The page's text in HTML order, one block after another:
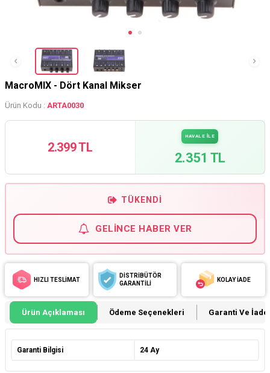
MacroMIX - Dört Kanal Mikser
Ürün Kodu : ARTA0030
2.399 TL
HAVALE İLE
2.351 TL
TÜKENDI
GELINCE HABER VER
HIZLI TESLİMAT
DİSTRİBÜTÖR
GARANTİLİ
KOLAY İADE
Ürün Açıklaması Ödeme Seçenekleri Garanti Ve İade
Garanti Bilgisi 24 Ay